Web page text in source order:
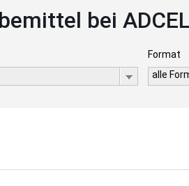
bei
Format
alle